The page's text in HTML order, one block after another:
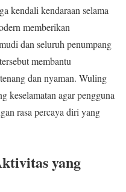
kendali kendaraan selama
memberikan
dan seluruh penumpang
membantu
dan nyaman. Wuling
keselamatan agar pengguna
rasa percaya diri yang
yang